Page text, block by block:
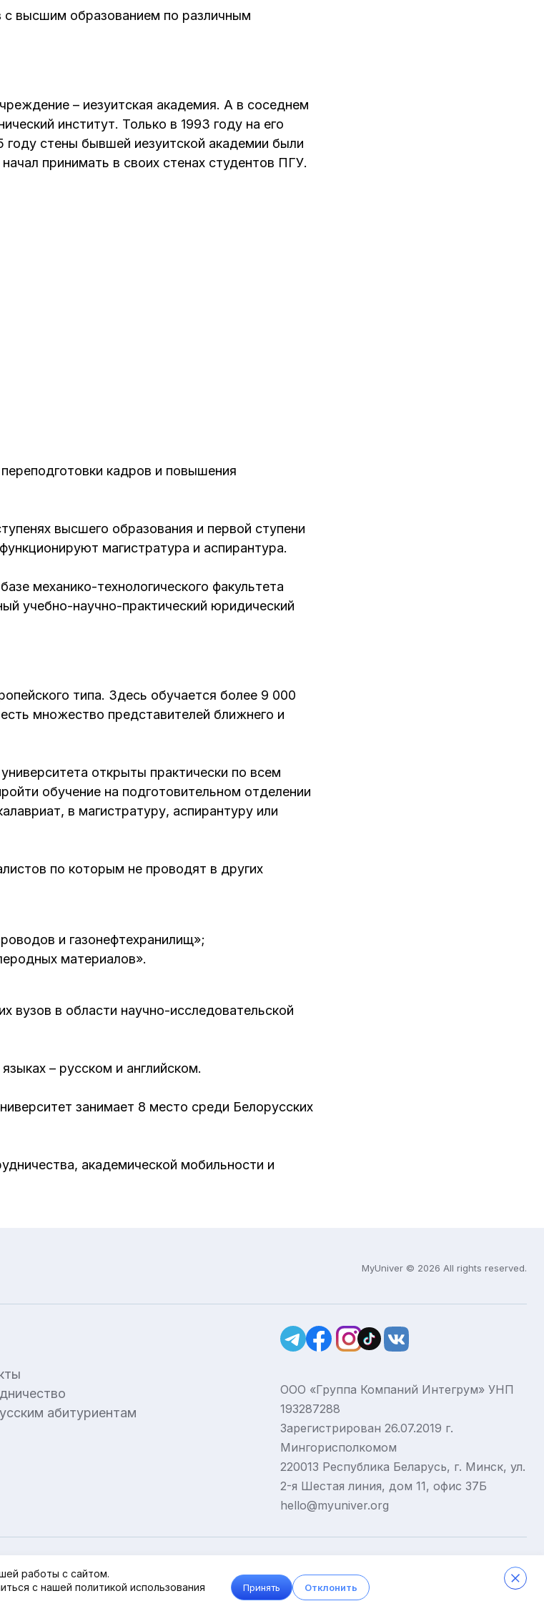
с высшим образованием по различным
– иезуитская академия. А в соседнем
институт. Только в 1993 году на его
году стены бывшей иезуитской академии были
принимать в своих стенах студентов ПГУ.
кадров и повышения
высшего образования и первой ступени
магистратура и аспирантура.
механико-технологического факультета
учебно-научно-практический юридический
типа. Здесь обучается более 9 000
множество представителей ближнего и
открыты практически по всем
обучение на подготовительном отделении
в магистратуру, аспирантуру или
по которым не проводят в других
и газонефтехранилищ»;
материалов».
вузов в области научно-исследовательской
– русском и английском.
занимает 8 место среди Белорусских
академической мобильности и
MyUniver © 2026 All rights reserved.
абитуриентам
ООО «Группа Компаний Интегрум» УНП
193287288
Зарегистрирован 26.07.2019 г.
Мингорисполкомом
220013 Республика Беларусь, г. Минск, ул.
2-я Шестая линия, дом 11, офис 37Б
hello@myuniver.org
работы с сайтом.
с нашей политикой использования
Принять Отклонить